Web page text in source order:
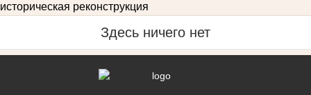
историческая реконструкция
Здесь ничего нет